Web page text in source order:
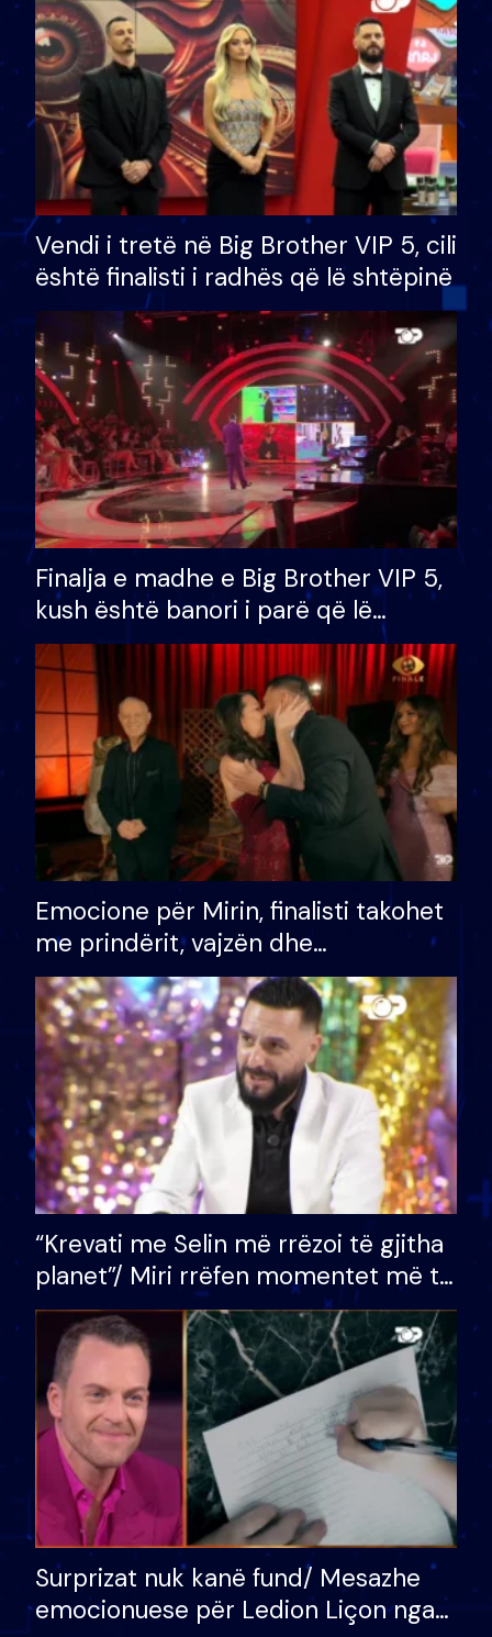
Vendi i tretë në Big Brother VIP 5, cili
është finalisti i radhës që lë shtëpinë
Finalja e madhe e Big Brother VIP 5,
kush është banori i parë që lë
shtëpinë dhe humb mundësinë për
të fituar çmimin e madh
Emocione për Mirin, finalisti takohet
me prindërit, vajzën dhe
bashkëshorten: S’kemi ndonjë letër
divorci apo jo?
“Krevati me Selin më rrëzoi të gjitha
planet”/ Miri rrëfen momentet më të
bukura në shtëpinë e BB VIP: Do më
mungojë zilja e mëngjesit kur…
Surprizat nuk kanë fund/ Mesazhe
emocionuese për Ledion Liçon nga